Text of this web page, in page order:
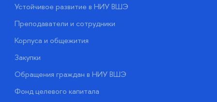
Устойчивое развитие в НИУ ВШЭ
Преподаватели и сотрудники
Корпуса и общежития
Закупки
Обращения граждан в НИУ ВШЭ
Фонд целевого капитала